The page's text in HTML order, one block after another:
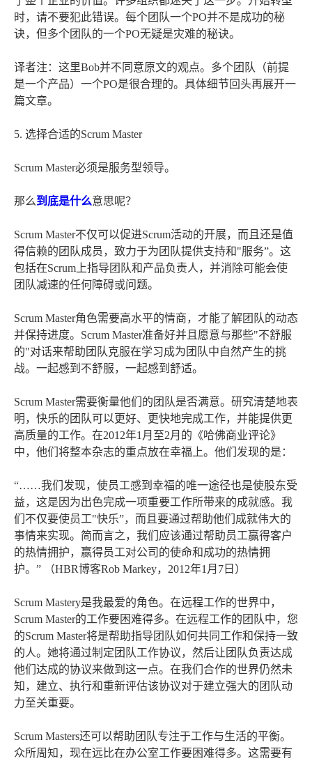
时，请不要犯此错误。每个团队一个PO并不是成功的秘
诀，但多个团队的一个PO无疑是灾难的秘诀。
译者注：这里Bob并不同意原文的观点。多个团队（前提
是一个产品）一个PO是很合理的。具体细节回头再展开一
篇文章。
5. 选择合适的Scrum Master
Scrum Master必须是服务型领导。
那么到底是什么意思呢？
Scrum Master不仅可以促进Scrum活动的开展，而且还是值
得信赖的团队成员，致力于为团队提供支持和"服务”。这
包括在Scrum上指导团队和产品负责人，并消除可能会使
团队减速的任何障碍或问题。
Scrum Master角色需要高水平的情商，才能了解团队的动态
并保持进度。Scrum Master准备好并且愿意与那些"不舒服
的"对话来帮助团队克服在学习成为团队中自然产生的挑
战。一起感到不舒服，一起感到舒适。
Scrum Master需要衡量他们的团队是否满意。研究清楚地表
明，快乐的团队可以更好、更快地完成工作，并能提供更
高质量的工作。在2012年1月至2月的《哈佛商业评论》
中，他们将整本杂志的重点放在幸福上。他们发现的是：
“……我们发现，使员工感到幸福的唯一途径也是使股东受
益，这是因为出色完成一项重要工作所带来的成就感。我
们不仅要使员工"快乐”，而且要通过帮助他们成就伟大的
事情来实现。简而言之，我们应该通过帮助员工赢得客户
的热情拥护，赢得员工对公司的使命和成功的热情拥
护。” （HBR博客Rob Markey，2012年1月7日）
Scrum Mastery是我最爱的角色。在远程工作的世界中，
Scrum Master的工作要困难得多。在远程工作的团队中，您
的Scrum Master将是帮助指导团队如何共同工作和保持一致
的人。她将通过制定团队工作协议，然后让团队负责达成
他们达成的协议来做到这一点。在我们合作的世界仍然未
知，建立、执行和重新评估该协议对于建立强大的团队动
力至关重要。
Scrum Masters还可以帮助团队专注于工作与生活的平衡。
众所周知，现在远比在办公室工作要困难得多。这需要有